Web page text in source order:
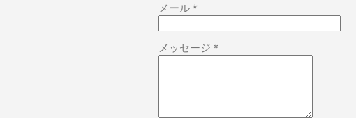
メール *
メッセージ *